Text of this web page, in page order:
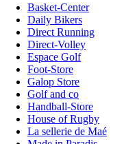
Basket-Center
Daily Bikers
Direct Running
Direct-Volley
Espace Golf
Foot-Store
Galop Store
Golf and co
Handball-Store
House of Rugby
La sellerie de Maé